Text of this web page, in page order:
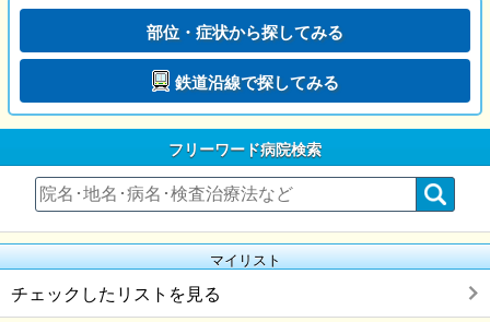
部位・症状から探してみる
鉄道沿線で探してみる
フリーワード病院検索
マイリスト
チェックしたリストを見る